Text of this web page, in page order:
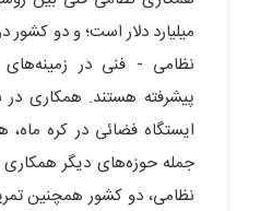
میلیارد دلار است؛ و دو
نظامی - فنی در زمینه‌های
پیشرفته هستند. همکاری
ایستگاه فضائی در کره
جمله حوزه‌های دیگر
نظامی، دو کشور همچنین